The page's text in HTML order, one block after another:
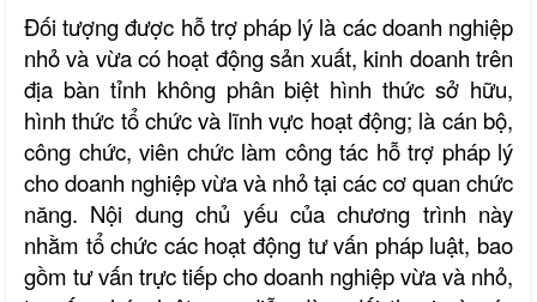
Đối tượng được hỗ trợ pháp lý là các doanh nghiệp
nhỏ và vừa có hoạt động sản xuất, kinh doanh trên
địa bàn tỉnh không phân biệt hình thức sở hữu,
hình thức tổ chức và lĩnh vực hoạt động; là cán bộ,
công chức, viên chức làm công tác hỗ trợ pháp lý
cho doanh nghiệp vừa và nhỏ tại các cơ quan chức
năng. Nội dung chủ yếu của chương trình này
nhằm tổ chức các hoạt động tư vấn pháp luật, bao
gồm tư vấn trực tiếp cho doanh nghiệp vừa và nhỏ,